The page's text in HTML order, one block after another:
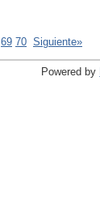
69 70 Siguiente»
Powered by